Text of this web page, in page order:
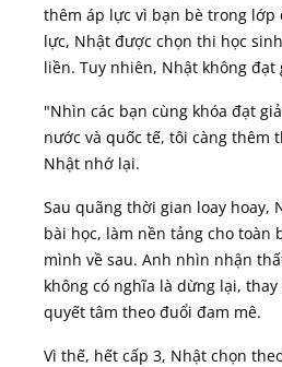
thêm áp lực vì bạn bè trong lớp
lực, Nhật được chọn thi học
liền. Tuy nhiên, Nhật không đạt
"Nhìn các bạn cùng khóa đạt
nước và quốc tế, tôi càng thêm
Nhật nhớ lại.
Sau quãng thời gian loay hoay,
bài học, làm nền tảng cho toàn
mình về sau. Anh nhìn nhận
không có nghĩa là dừng lại,
quyết tâm theo đuổi đam mê.
Vì thế, hết cấp 3, Nhật chọn